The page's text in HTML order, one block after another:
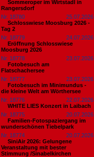
Sommeroper im Wirtstadl in
Rangersdorf
Nr. 18780
25.07.2026
Schlosswiese Moosburg 2026 -
Tag 2
Nr. 18779
24.07.2026
Eröffnung Schlosswiese
Moosburg 2026
Nr. 18778
23.07.2026
Fotobesuch am
Flatschachersee
Nr. 18777
23.07.2026
Fotobesuch im Minimundus -
die kleine Welt am Wörthersee
Nr. 18776
22.07.2026
WHITE LIES Konzert in Laibach
Nr. 18775
20.07.2026
Familien-Fotospaziergang im
wunderschönen Tiebelpark
Nr. 18774
20.07.2026
SiniAir 2026: Gelungene
Veranstaltung mit bester
Stimmung /Sinabelkirchen